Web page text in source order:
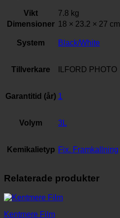
Vikt
7.8 kg
Dimensioner 18 × 23.2 × 27 cm
System Black/White
Tillverkare ILFORD PHOTO
Garantitid (år) 1
Volym 3L
Kemikalietyp Fix. Framkallning
Relaterade produkter
Kentmere Film